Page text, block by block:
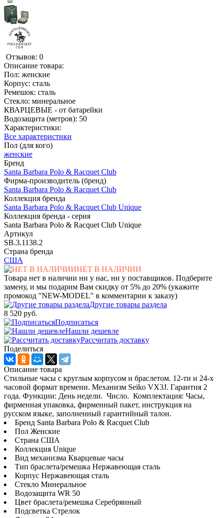
Отзывов: 0
Описание товара:
Пол: женские
Корпус: сталь
Ремешок: сталь
Стекло: минеральное
КВАРЦЕВЫЕ - от батарейки
Водозащита (метров): 50
Характеристики:
Все характеристики
Пол (для кого)
женские
Бренд
Santa Barbara Polo & Racquet Club
Фирма-производитель (бренд)
Santa Barbara Polo & Racquet Club
Коллекция бренда
Santa Barbara Polo & Racquet Club Unique
Коллекция бренда - серия
Santa Barbara Polo & Racquet Club Unique
Артикул
SB.3.1138.2
Страна бренда
США
НЕТ В НАЛИЧИИ
Товара нет в наличии ни у нас, ни у поставщиков. Подберите
замену, и мы подарим Вам скидку от 5% до 20% (укажите
промокод "NEW-MODEL" в комментарии к заказу)
Другие товары раздела
8 520 руб.
Подписаться
Нашли дешевле
Рассчитать доставку
Поделиться
Описание товара
Стильные часы с круглым корпусом и браслетом. 12-ти и 24-х
часовой формат времени. Механизм Seiko VX3J. Гарантия 2
года. Функции: День недели. Число. Комплектация: Часы,
фирменная упаковка, фирменный пакет, инструкция на
русском языке, заполненный гарантийный талон.
Бренд Santa Barbara Polo & Racquet Club
Пол Женские
Страна США
Коллекция Unique
Вид механизма Кварцевые часы
Тип браслета/ремешка Нержавеющая сталь
Корпус Нержавеющая сталь
Стекло Минеральное
Водозащита WR 50
Цвет браслета/ремешка Серебрянный
Подсветка Стрелок